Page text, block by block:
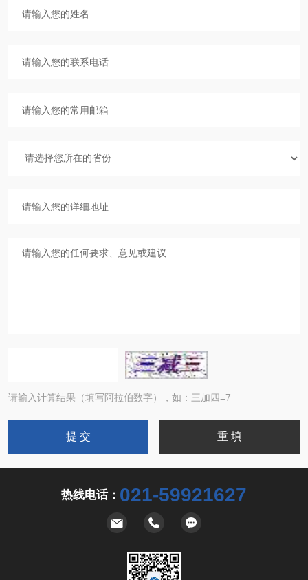
请输入计算结果（填写阿拉伯数字），如：三加四=7
热线电话： 021-59921627